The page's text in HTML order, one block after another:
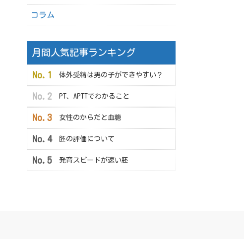
コラム
月間人気記事ランキング
体外受精は男の子ができやすい？
PT、APTTでわかること
女性のからだと血糖
胚の評価について
発育スピードが速い胚